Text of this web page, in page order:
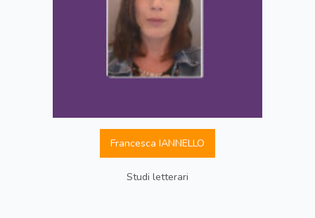
Francesca IANNELLO
Studi letterari